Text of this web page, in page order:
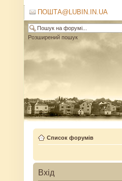
ПОШТА@LUBIN.IN.UA
Розширений пошук
Список форумів
Вхід